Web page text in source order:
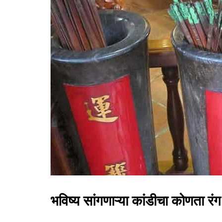
भविष्य सांगणाऱ्या कांडीचा कोणता